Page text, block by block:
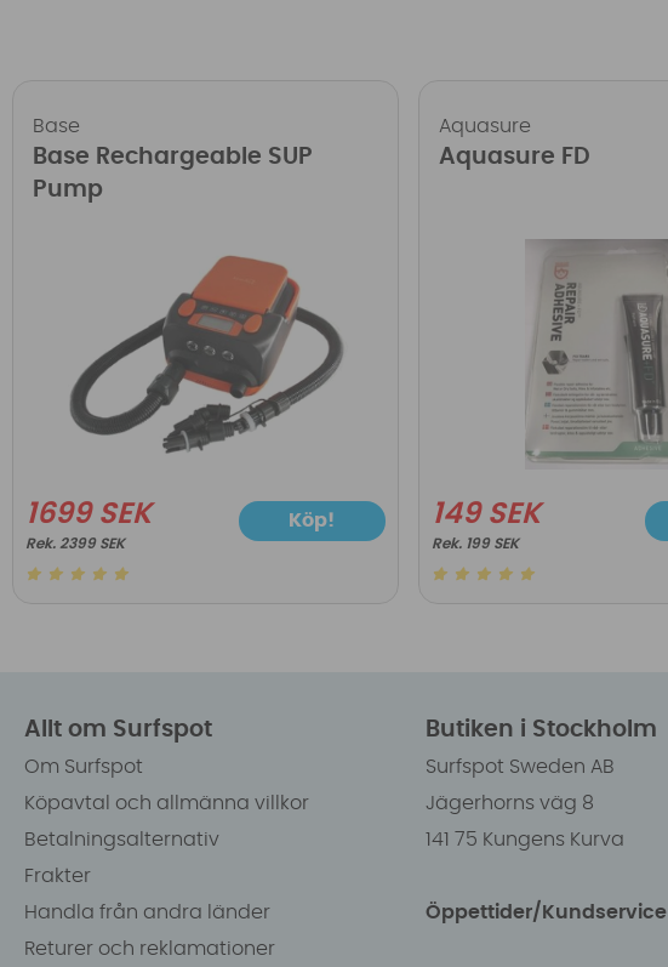
Base
Base Rechargeable SUP
Pump
1699 SEK
2399 SEK
Köp!
Aquasure
Aquasure FD
149 SEK
199 SEK
Allt om Surfspot
Om Surfspot
Köpavtal och allmänna villkor
Betalningsalternativ
Frakter
Handla från andra länder
Returer och reklamationer
Butiken i Stockholm
Surfspot Sweden AB
Jägerhorns väg 8
141 75 Kungens Kurva
Öppettider/Kundservice